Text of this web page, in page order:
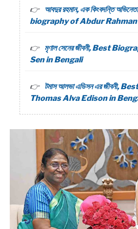
আবদুর রহমান, এক কিংবদন্তি
biography of Abdur
মৃণাল সেনের জীবনী, Best
Sen in Bengali
টমাস আলভা এডিসন এর জীবনী,
Thomas Alva Edison in